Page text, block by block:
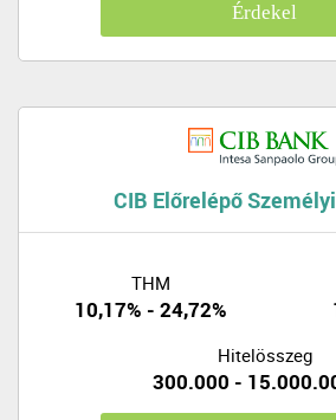
Érdekel
CIB Előrelépő
THM
10,17% - 24,72%
Hitelösszeg
300.000 -